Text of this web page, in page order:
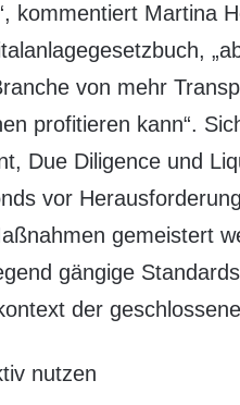
kommentiert Martina
von mehr
profitieren kann“.
Due Diligence und
vor
gemeistert
gängige
der
nutzen